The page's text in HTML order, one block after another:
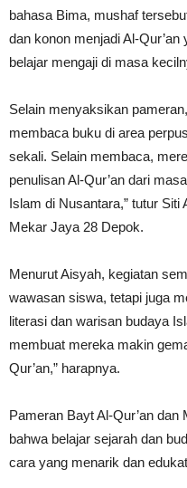
bahasa Bima, mushaf
dan konon menjadi Al-
belajar mengaji di masa
Selain menyaksikan
membaca buku di area
sekali. Selain membaca,
penulisan Al-Qur’an dari
Islam di Nusantara,” tutur
Mekar Jaya 28 Depok.
Menurut Aisyah, kegiatan
wawasan siswa, tetapi juga
literasi dan warisan budaya
membuat mereka makin
Qur’an,” harapnya.
Pameran Bayt Al-Qur’an
bahwa belajar sejarah dan
cara yang menarik dan